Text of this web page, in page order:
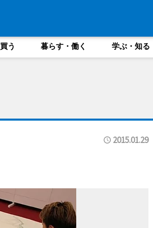
買う 暮らす・働く 学ぶ・知る
2015.01.29